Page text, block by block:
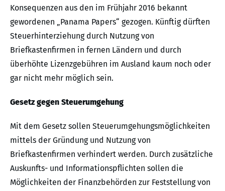
Konsequenzen aus den im Frühjahr 2016 bekannt
gewordenen „Panama Papers“ gezogen. Künftig dürften
Steuerhinterziehung durch Nutzung von
Briefkastenfirmen in fernen Ländern und durch
überhöhte Lizenzgebühren im Ausland kaum noch oder
gar nicht mehr möglich sein.
Gesetz gegen Steuerumgehung
Mit dem Gesetz sollen Steuerumgehungsmöglichkeiten
mittels der Gründung und Nutzung von
Briefkastenfirmen verhindert werden. Durch zusätzliche
Auskunfts- und Informationspflichten sollen die
Möglichkeiten der Finanzbehörden zur Feststellung von